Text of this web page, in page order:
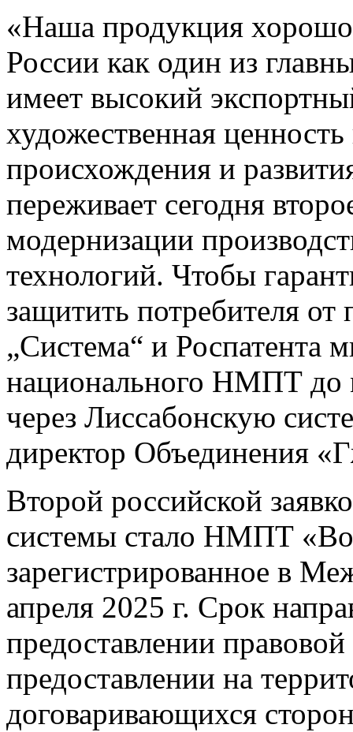
«Наша продукция хорошо
России как один из
имеет высокий
художественная
происхождения и
переживает сегодня
модернизации
технологий. Чтобы
защитить потребителя
„Система“ и
национального НМПТ до
через Лиссабонскую
директор Объединения
Второй российской
системы стало НМПТ
зарегистрированное в
апреля 2025 г. Срок
предоставлении
предоставлении на
договаривающихся